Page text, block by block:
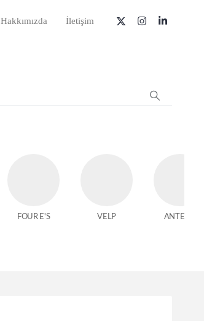
Hakkımızda İletişim
FOUR E'S VELP ANTECH